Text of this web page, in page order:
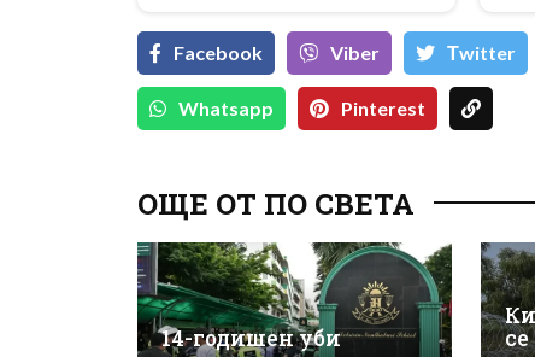
Facebook Viber Тwitter
Whatsapp Pinterest
ОЩЕ ОТ ПО СВЕТА
14-годишен уби